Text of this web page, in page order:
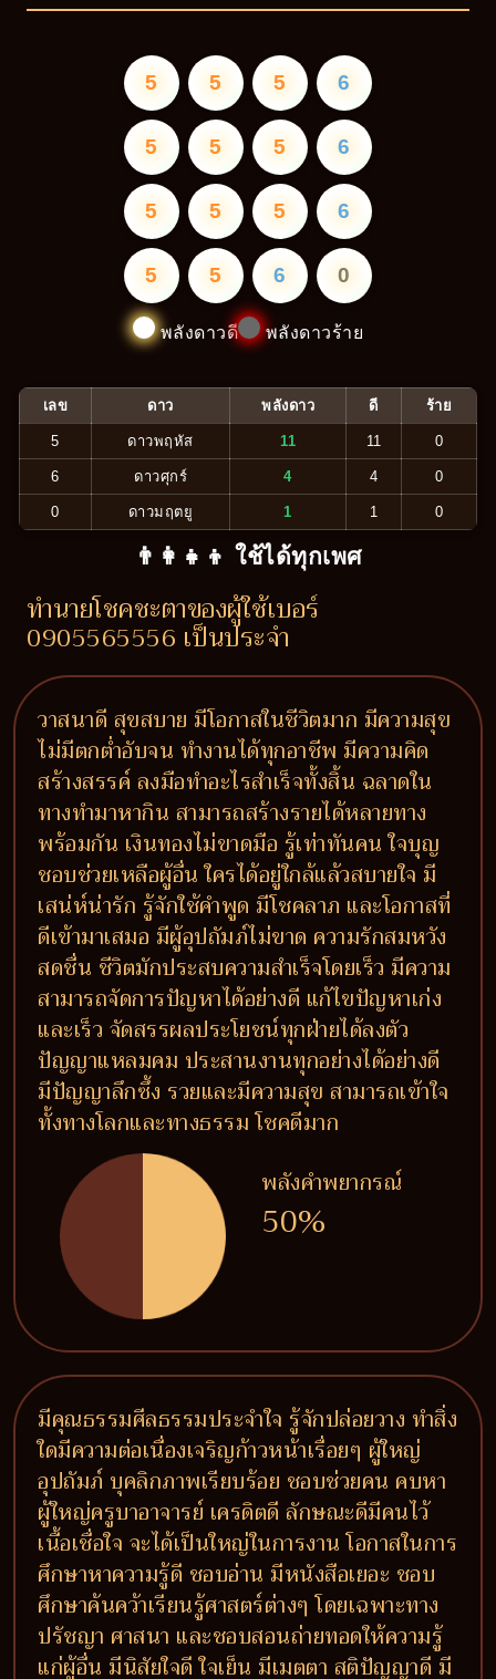
5 5 5 6
5 5 5 6
5 5 5 6
5 5 6 0
พลังดาวดี พลังดาวร้าย
เลข ดาว พลังดาว ดี ร้าย
5 ดาวพฤหัส 11 11 0
6 ดาวศุกร์ 4 4 0
0 ดาวมฤตยู 1 1 0
👨‍👩‍👧‍👦 ใช้ได้ทุกเพศ
ทำนายโชคชะตาของผู้ใช้เบอร์
0905565556 เป็นประจำ
วาสนาดี สุขสบาย มีโอกาสในชีวิตมาก มีความสุข
ไม่มีตกต่ำอับจน ทำงานได้ทุกอาชีพ มีความคิด
สร้างสรรค์ ลงมือทำอะไรสำเร็จทั้งสิ้น ฉลาดใน
ทางทำมาหากิน สามารถสร้างรายได้หลายทาง
พร้อมกัน เงินทองไม่ขาดมือ รู้เท่าทันคน ใจบุญ
ชอบช่วยเหลือผู้อื่น ใครได้อยู่ใกล้แล้วสบายใจ มี
เสน่ห์น่ารัก รู้จักใช้คำพูด มีโชคลาภ และโอกาสที่
ดีเข้ามาเสมอ มีผู้อุปถัมภ์ไม่ขาด ความรักสมหวัง
สดชื่น ชีวิตมักประสบความสำเร็จโดยเร็ว มีความ
สามารถจัดการปัญหาได้อย่างดี แก้ไขปัญหาเก่ง
และเร็ว จัดสรรผลประโยชน์ทุกฝ่ายได้ลงตัว
ปัญญาแหลมคม ประสานงานทุกอย่างได้อย่างดี
มีปัญญาลึกซึ้ง รวยและมีความสุข สามารถเข้าใจ
ทั้งทางโลกและทางธรรม โชคดีมาก
พลังคำพยากรณ์
50%
มีคุณธรรมศีลธรรมประจำใจ รู้จักปล่อยวาง ทำสิ่ง
ใดมีความต่อเนื่องเจริญก้าวหน้าเรื่อยๆ ผู้ใหญ่
อุปถัมภ์ บุคลิกภาพเรียบร้อย ชอบช่วยคน คบหา
ผู้ใหญ่ครูบาอาจารย์ เครดิตดี ลักษณะดีมีคนไว้
เนื้อเชื่อใจ จะได้เป็นใหญ่ในการงาน โอกาสในการ
ศึกษาหาความรู้ดี ชอบอ่าน มีหนังสือเยอะ ชอบ
ศึกษาค้นคว้าเรียนรู้ศาสตร์ต่างๆ โดยเฉพาะทาง
ปรัชญา ศาสนา และชอบสอนถ่ายทอดให้ความรู้
แก่ผู้อื่น มีนิสัยใจดี ใจเย็น มีเมตตา สติปัญญาดี มี